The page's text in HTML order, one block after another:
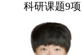
科研课题9